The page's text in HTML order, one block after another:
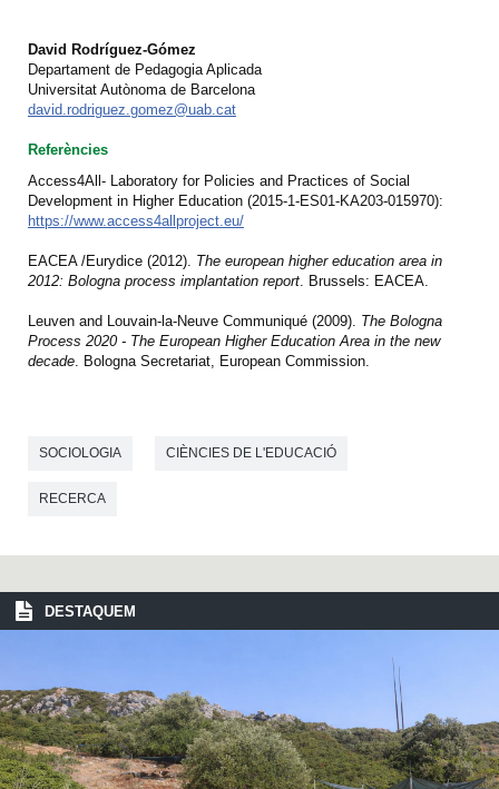
David Rodríguez-Gómez
Departament de Pedagogia Aplicada
Universitat Autònoma de Barcelona
david.rodriguez.gomez@uab.cat
Referències
Access4All- Laboratory for Policies and Practices of Social
Development in Higher Education (2015‐1‐ES01‐KA203‐015970):
https://www.access4allproject.eu/
EACEA /Eurydice (2012). The european higher education area in
2012: Bologna process implantation report. Brussels: EACEA.
Leuven and Louvain-la-Neuve Communiqué (2009). The Bologna
Process 2020 - The European Higher Education Area in the new
decade. Bologna Secretariat, European Commission.
SOCIOLOGIA CIÈNCIES DE L'EDUCACIÓ
RECERCA
DESTAQUEM